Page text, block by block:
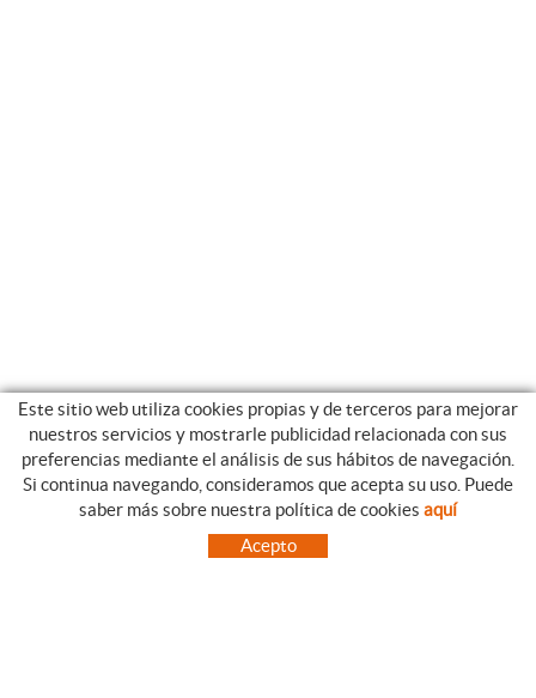
CATEGORIAS GUIA DE COMPRA
CONDICIONES DE COMPRA
PAGO
Este sitio web utiliza cookies propias y de terceros para mejorar
nuestros servicios y mostrarle publicidad relacionada con sus
preferencias mediante el análisis de sus hábitos de navegación.
Si continua navegando, consideramos que acepta su uso. Puede
saber más sobre nuestra política de cookies aquí
Acepto